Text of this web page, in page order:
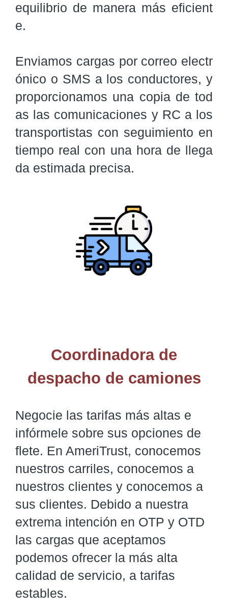
equilibrio de manera más eficient
e.
Enviamos cargas por correo electr
ónico o SMS a los conductores, y
proporcionamos una copia de tod
as las comunicaciones y RC a los
transportistas con seguimiento en
tiempo real con una hora de llega
da estimada precisa.
Coordinadora de
despacho de camiones
Negocie las tarifas más altas e
infórmele sobre sus opciones de
flete. En AmeriTrust, conocemos
nuestros carriles, conocemos a
nuestros clientes y conocemos a
sus clientes. Debido a nuestra
extrema intención en OTP y OTD
las cargas que aceptamos
podemos ofrecer la más alta
calidad de servicio, a tarifas
estables.